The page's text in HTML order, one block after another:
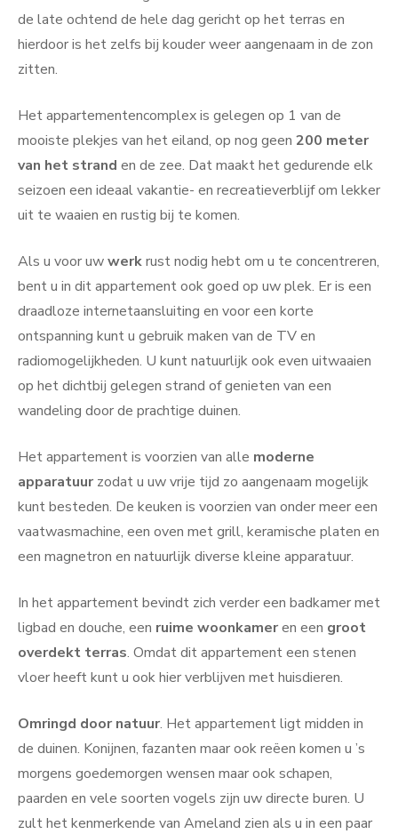
de late ochtend de hele dag gericht op het terras en
hierdoor is het zelfs bij kouder weer aangenaam in de zon
zitten.
Het appartementencomplex is gelegen op 1 van de
mooiste plekjes van het eiland, op nog geen 200 meter
van het strand en de zee. Dat maakt het gedurende elk
seizoen een ideaal vakantie- en recreatieverblijf om lekker
uit te waaien en rustig bij te komen.
Als u voor uwwerkrust nodig hebt om u te concentreren,
bent u in dit appartement ook goed op uw plek. Er is een
draadloze internetaansluiting en voor een korte
ontspanning kunt u gebruik maken van de TV en
radiomogelijkheden. U kunt natuurlijk ook even uitwaaien
op het dichtbij gelegen strand of genieten van een
wandeling door de prachtige duinen.
Het appartement is voorzien van alle moderne
apparatuurzodat u uw vrije tijd zo aangenaam mogelijk
kunt besteden. De keuken is voorzien van onder meer een
vaatwasmachine, een oven met grill, keramische platen en
een magnetron en natuurlijk diverse kleine apparatuur.
In het appartement bevindt zich verder een badkamer met
ligbad en douche, een ruime woonkameren een groot
overdekt terras. Omdat dit appartement een stenen
vloer heeft kunt u ook hier verblijven met huisdieren.
Omringd door natuur. Het appartement ligt midden in
de duinen. Konijnen, fazanten maar ook reëen komen u ’s
morgens goedemorgen wensen maar ook schapen,
paarden en vele soorten vogels zijn uw directe buren. U
zult het kenmerkende van Ameland zien als u in een paar